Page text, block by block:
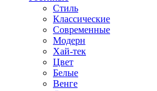
Стиль
Классические
Современные
Модерн
Хай-тек
Цвет
Белые
Венге